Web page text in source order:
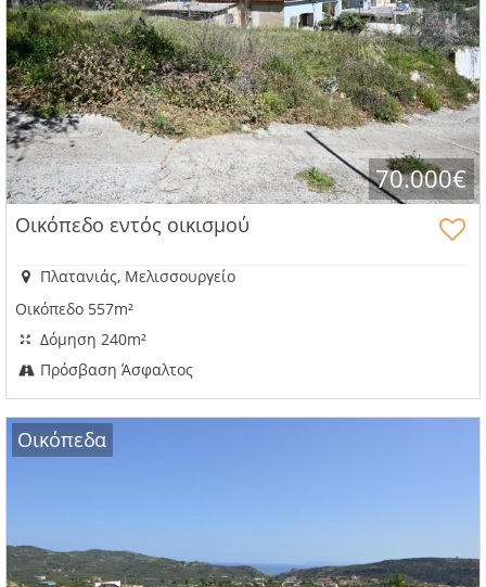
70.000€
Οικόπεδο εντός οικισμού
Πλατανιάς, Μελισσουργείο
Οικόπεδο 557m²
Δόμηση 240m²
Πρόσβαση Άσφαλτος
Οικόπεδα
πλεονεκτήματα